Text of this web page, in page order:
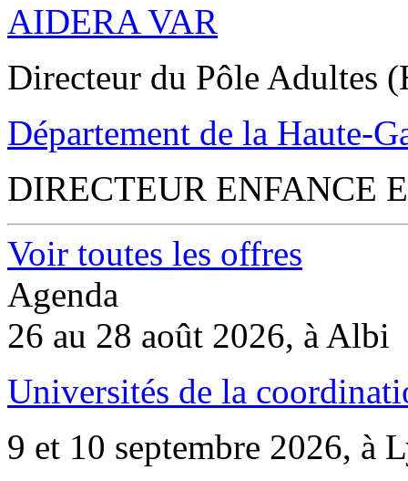
AIDERA VAR
Directeur du Pôle Adultes
Département de la Haute-
DIRECTEUR ENFANCE
Voir toutes les offres
Agenda
26 au 28 août 2026, à Albi
Universités de la
9 et 10 septembre 2026, à